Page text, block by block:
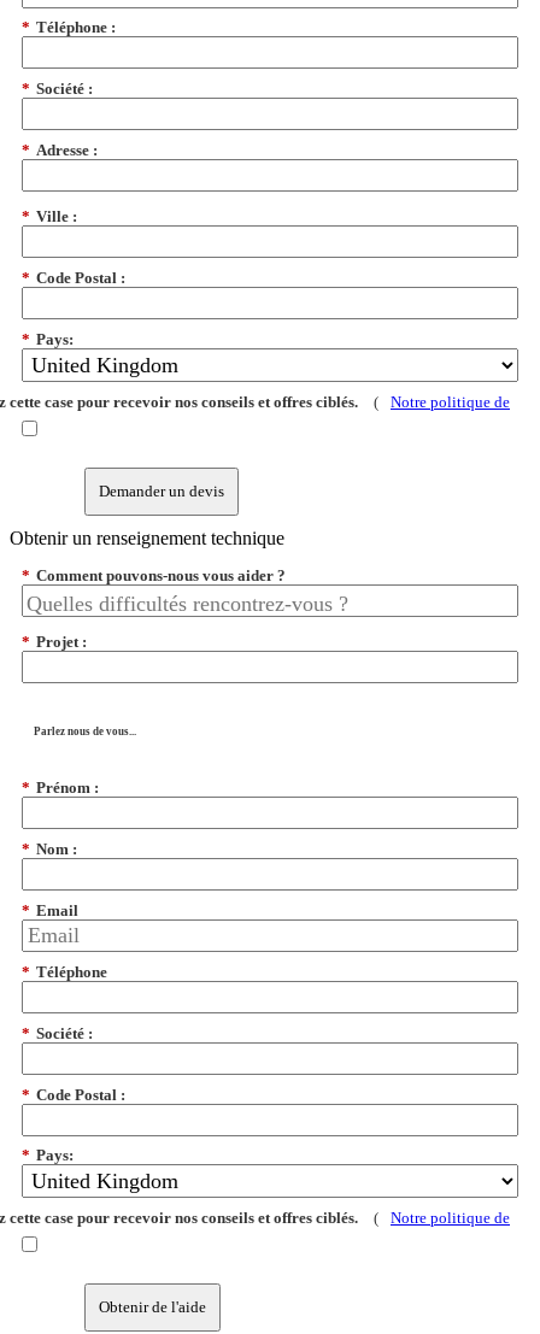
* Téléphone :
* Société :
* Adresse :
* Ville :
* Code Postal :
* Pays:
cette case pour recevoir nos conseils et offres ciblés. ( Notre politique de
Demander un devis
Obtenir un renseignement technique
* Comment pouvons-nous vous aider ?
* Projet :
Parlez nous de vous...
* Prénom :
* Nom :
* Email
* Téléphone
* Société :
* Code Postal :
* Pays:
cette case pour recevoir nos conseils et offres ciblés. ( Notre politique de
Obtenir de l'aide